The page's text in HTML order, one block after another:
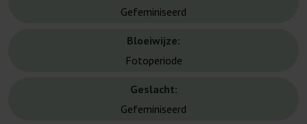
Gefeminiseerd
Bloeiwijze:
Fotoperiode
Geslacht:
Gefeminiseerd